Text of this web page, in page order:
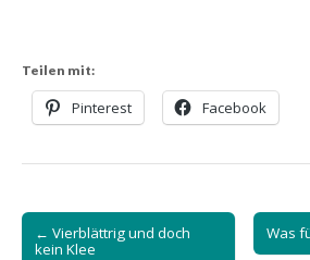
Teilen mit:
Pinterest Facebook
Post
navigation
← Vierblättrig und doch
kein Klee
Was